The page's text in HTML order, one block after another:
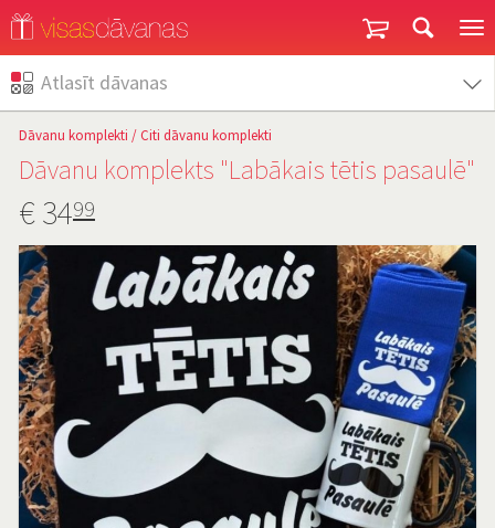
Atlasīt dāvanas
Dāvanu komplekti /Citi dāvanu komplekti
Dāvanu komplekts "Labākais tētis pasaulē"
€3499